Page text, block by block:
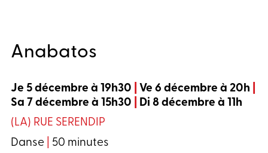
Anabatos
Je 5 décembre à 19h30 Ve 6 décembre à 20h
Sa 7 décembre à 15h30
Di 8 décembre à 11h
(LA) RUE SERENDIP
Danse
50 minutes